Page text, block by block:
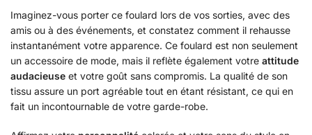
Imaginez-vous porter ce foulard lors de vos sorties, avec des
amis ou à des événements, et constatez comment il rehausse
instantanément votre apparence. Ce foulard est non seulement
un accessoire de mode, mais il reflète également votre attitude
audacieuse et votre goût sans compromis. La qualité de son
tissu assure un port agréable tout en étant résistant, ce qui en
fait un incontournable de votre garde-robe.